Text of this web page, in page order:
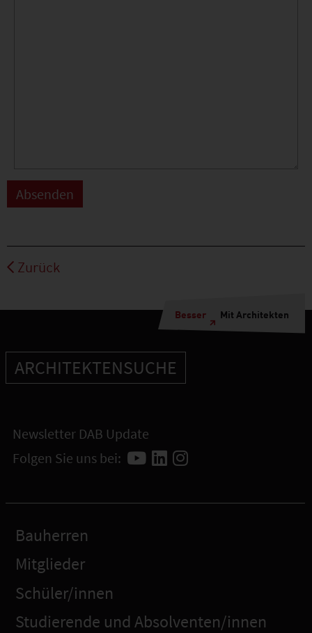
Zurück
Besser Mit Architekten
ARCHITEKTENSUCHE
Newsletter DAB Update
Folgen Sie uns bei:
Bauherren
Mitglieder
Schüler/innen
Studierende und Absolventen/innen